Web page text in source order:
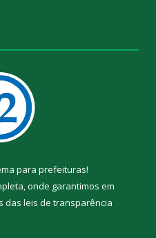
para prefeituras!
onde garantimos em
das leis de transparência